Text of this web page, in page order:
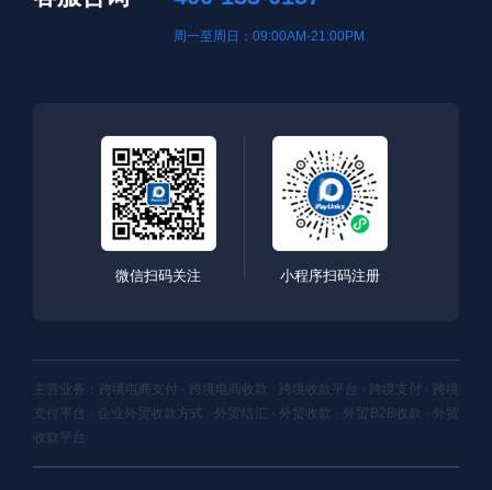
周一至周日：09:00AM-21:00PM
微信扫码关注 小程序扫码注册
主营业务：跨境电商支付 · 跨境电商收款 · 跨境收款平台 · 跨境支付 · 跨境
支付平台 · 企业外贸收款方式 · 外贸结汇 · 外贸收款 · 外贸B2B收款 · 外贸
收款平台